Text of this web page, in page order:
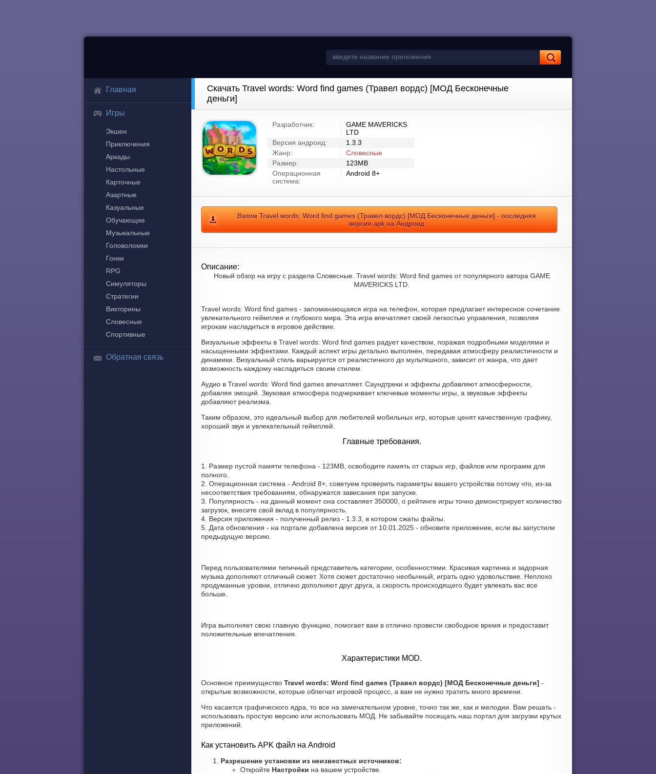
Главная
Игры
Экшен
Приключения
Аркады
Настольные
Карточные
Азартные
Казуальные
Обучающие
Музыкальные
Головоломки
Гонки
RPG
Симуляторы
Стратегии
Викторины
Словесные
Спортивные
Обратная связь
Скачать Travel words: Word find games (Травел вордс) [МОД Бесконечные
деньги]
Разработчик:
GAME MAVERICKS
LTD
Версия андроид:
1.3.3
Жанр:
Словесные
Размер:
123MB
Операционная
система:
Android 8+
Взлом Travel words: Word find games (Травел вордс) [МОД Бесконечные деньги] - последняя
версия apk на Андроид
Описание:
Новый обзор на игру с раздела Словесные. Travel words: Word find games от популярного автора GAME
MAVERICKS LTD.
Travel words: Word find games - запоминающаяся игра на телефон, которая предлагает интересное сочетание
увлекательного геймплея и глубокого мира. Эта игра впечатляет своей легкостью управления, позволяя
игрокам насладиться в игровое действие.
Визуальные эффекты в Travel words: Word find games радует качеством, поражая подробными моделями и
насыщенными эффектами. Каждый аспект игры детально выполнен, передавая атмосферу реалистичности и
динамики. Визуальный стиль варьируется от реалистичного до мультяшного, зависит от жанра, что дает
возможность каждому насладиться своим стилем.
Аудио в Travel words: Word find games впечатляет. Саундтреки и эффекты добавляют атмосферности,
добавляя эмоций. Звуковая атмосфера подчеркивает ключевые моменты игры, а звуковые эффекты
добавляют реализма.
Таким образом, это идеальный выбор для любителей мобильных игр, которые ценят качественную графику,
хороший звук и увлекательный геймплей.
Главные требования.
1. Размер пустой памяти телефона - 123MB, освободите память от старых игр, файлов или программ для
полного.
2. Операционная система - Android 8+, советуем проверить параметры вашего устройства потому что, из-за
несоответствия требованиям, обнаружатся зависания при запуске.
3. Популярность - на данный момент она составляет 350000, о рейтинге игры точно демонстрирует количество
загрузок, внесите свой вклад в популярность.
4. Версия приложения - полученный релиз - 1.3.3, в котором сжаты файлы.
5. Дата обновления - на портале добавлена версия от 10.01.2025 - обновите приложение, если вы запустили
предыдущую версию.
Перед пользователями типичный представитель категории, особенностями. Красивая картинка и задорная
музыка дополняют отличный сюжет. Хотя сюжет достаточно необычный, играть одно удовольствие. Неплохо
продуманные уровни, отлично дополняют друг друга, а скорость происходящего будет увлекать вас все
больше.
Игра выполняет свою главную функцию, помогает вам в отлично провести свободное время и предоставит
положительные впечатления.
Характеристики MOD.
Основное преимущество Travel words: Word find games (Травел вордс) [МОД Бесконечные деньги] -
открытые возможности, которые облегчат игровой процесс, а вам не нужно тратить много времени.
Что касается графического ядра, то все на замечательном уровне, точно так же, как и мелодии. Вам решать -
использовать простую версию или использовать МОД. Не забывайте посещать наш портал для загрузки крутых
приложений.
Как установить APK файл на Android
Разрешение установки из неизвестных источников:
Откройте Настройки на вашем устройстве.